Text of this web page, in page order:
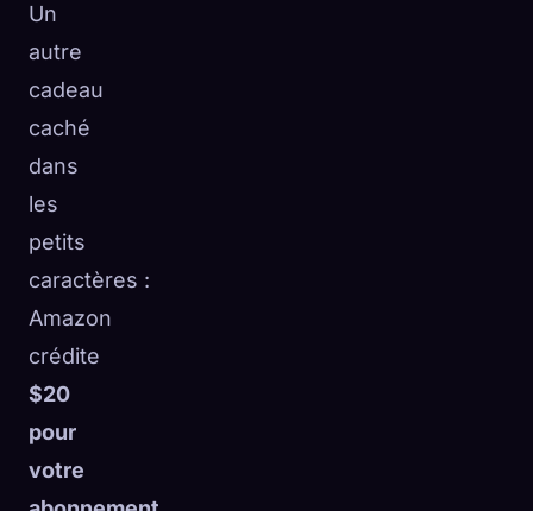
Un
autre
cadeau
caché
dans
les
petits
caractères :
Amazon
crédite
$20
pour
votre